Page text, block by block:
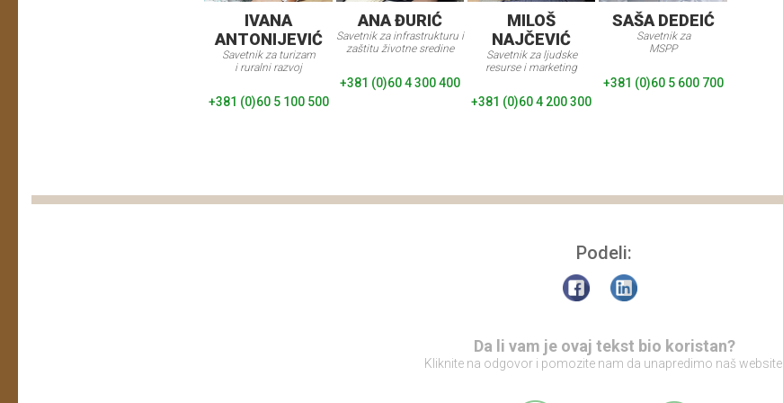
IVANA
ANTONIJEVIĆ
Savetnik za turizam
i ruralni razvoj
+381 (0)60 5 100 500
ANA ĐURIĆ
Savetnik za infrastrukturu i
zaštitu životne sredine
+381 (0)60 4 300 400
MILOŠ
NAJČEVIĆ
Savetnik za ljudske
resurse i marketing
+381 (0)60 4 200 300
SAŠA DEDEIĆ
Savetnik za
MSPP
+381 (0)60 5 600 700
Podeli:
Da li vam je ovaj tekst bio koristan?
Kliknite na odgovor i pomozite nam da unapredimo naš website.